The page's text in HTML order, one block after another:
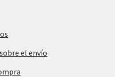
el envío